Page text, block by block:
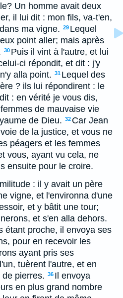
Un homme avait deux
il lui dit : mon fils, va-t'en,
ma vigne. 29 Lequel
point aller; mais après
30 Puis il vint à l'autre, et lui
ci répondit, et dit : j'y
alla point. 31 Lequel des
? ils lui répondirent : le
: en vérité je vous dis,
de mauvaise vie
de Dieu. 32 Car Jean
de la justice, et vous ne
péagers et les femmes
vous, ayant vu cela, ne
ensuite pour le croire.
: il y avait un père
vigne, et l'environna d'une
et y bâtit une tour;
et s'en alla dehors.
étant proche, il envoya ses
pour en recevoir les
ayant pris ses
tuèrent l'autre, et en
pierres. 36 Il envoya
en plus grand nombre